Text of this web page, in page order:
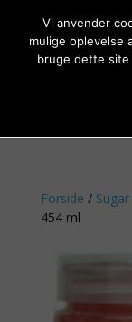
Forside /
454 ml
Vi anvender
mulige oplevelse
bruge dette